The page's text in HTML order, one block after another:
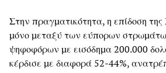
Στην πραγματικότητα, η επίδοση της
μόνο μεταξύ των εύπορων
ψηφοφόρων με εισόδημα 200.000
κέρδισε με διαφορά 52-44%,